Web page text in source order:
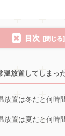
目次
温放置してしまっ
放置は冬だと何時
放置は夏だと何時